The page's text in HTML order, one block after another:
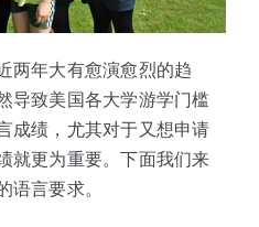
两年大有愈演愈烈的趋
导致美国各大学游学门槛
成绩，尤其对于又想申请
就更为重要。下面我们来
言要求。